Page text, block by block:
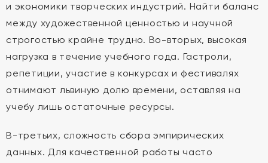
и экономики творческих индустрий. Найти баланс
между художественной ценностью и научной
строгостью крайне трудно. Во-вторых, высокая
нагрузка в течение учебного года. Гастроли,
репетиции, участие в конкурсах и фестивалях
отнимают львиную долю времени, оставляя на
учебу лишь остаточные ресурсы.
В-третьих, сложность сбора эмпирических
данных. Для качественной работы часто